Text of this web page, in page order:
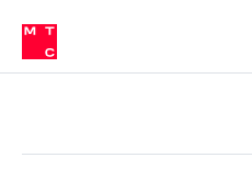
Медиа-центр
и акционерам
Устойчивое развитие
Комплаенс и деловая этика
компании
Карьера
в МТС